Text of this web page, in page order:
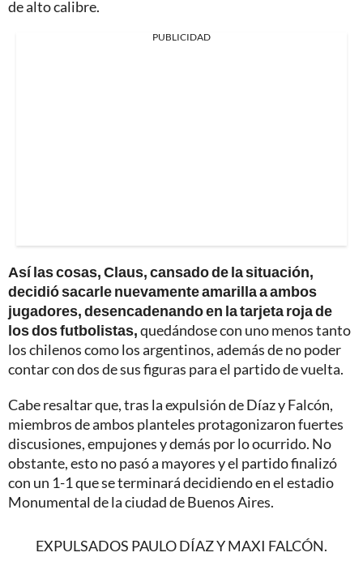
de alto calibre.
PUBLICIDAD
Así las cosas, Claus, cansado de la situación,
decidió sacarle nuevamente amarilla a ambos
jugadores, desencadenando en la tarjeta roja de
los dos futbolistas,quedándose con uno menos tanto
los chilenos como los argentinos, además de no poder
contar con dos de sus figuras para el partido de vuelta.
Cabe resaltar que, tras la expulsión de Díaz y Falcón,
miembros de ambos planteles protagonizaron fuertes
discusiones, empujones y demás por lo ocurrido. No
obstante, esto no pasó a mayores y el partido finalizó
con un 1-1 que se terminará decidiendo en el estadio
Monumental de la ciudad de Buenos Aires.
EXPULSADOS PAULO DÍAZ Y MAXI FALCÓN.